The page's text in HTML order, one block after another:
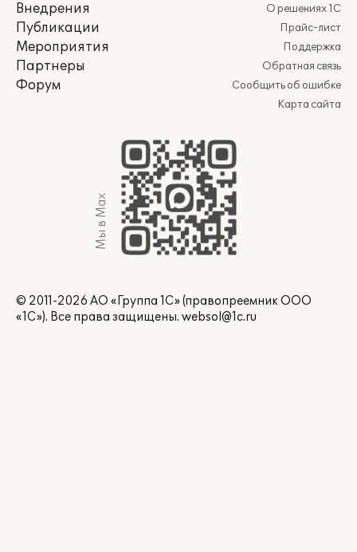
Внедрения
Публикации
Мероприятия
Партнеры
Форум
О решениях 1С
Прайс-лист
Поддержка
Обратная связь
Сообщить об ошибке
Карта сайта
Мы в Max
© 2011-2026 АО «Группа 1С» (правопреемник ООО
«1С»). Все права защищены. websol@1c.ru